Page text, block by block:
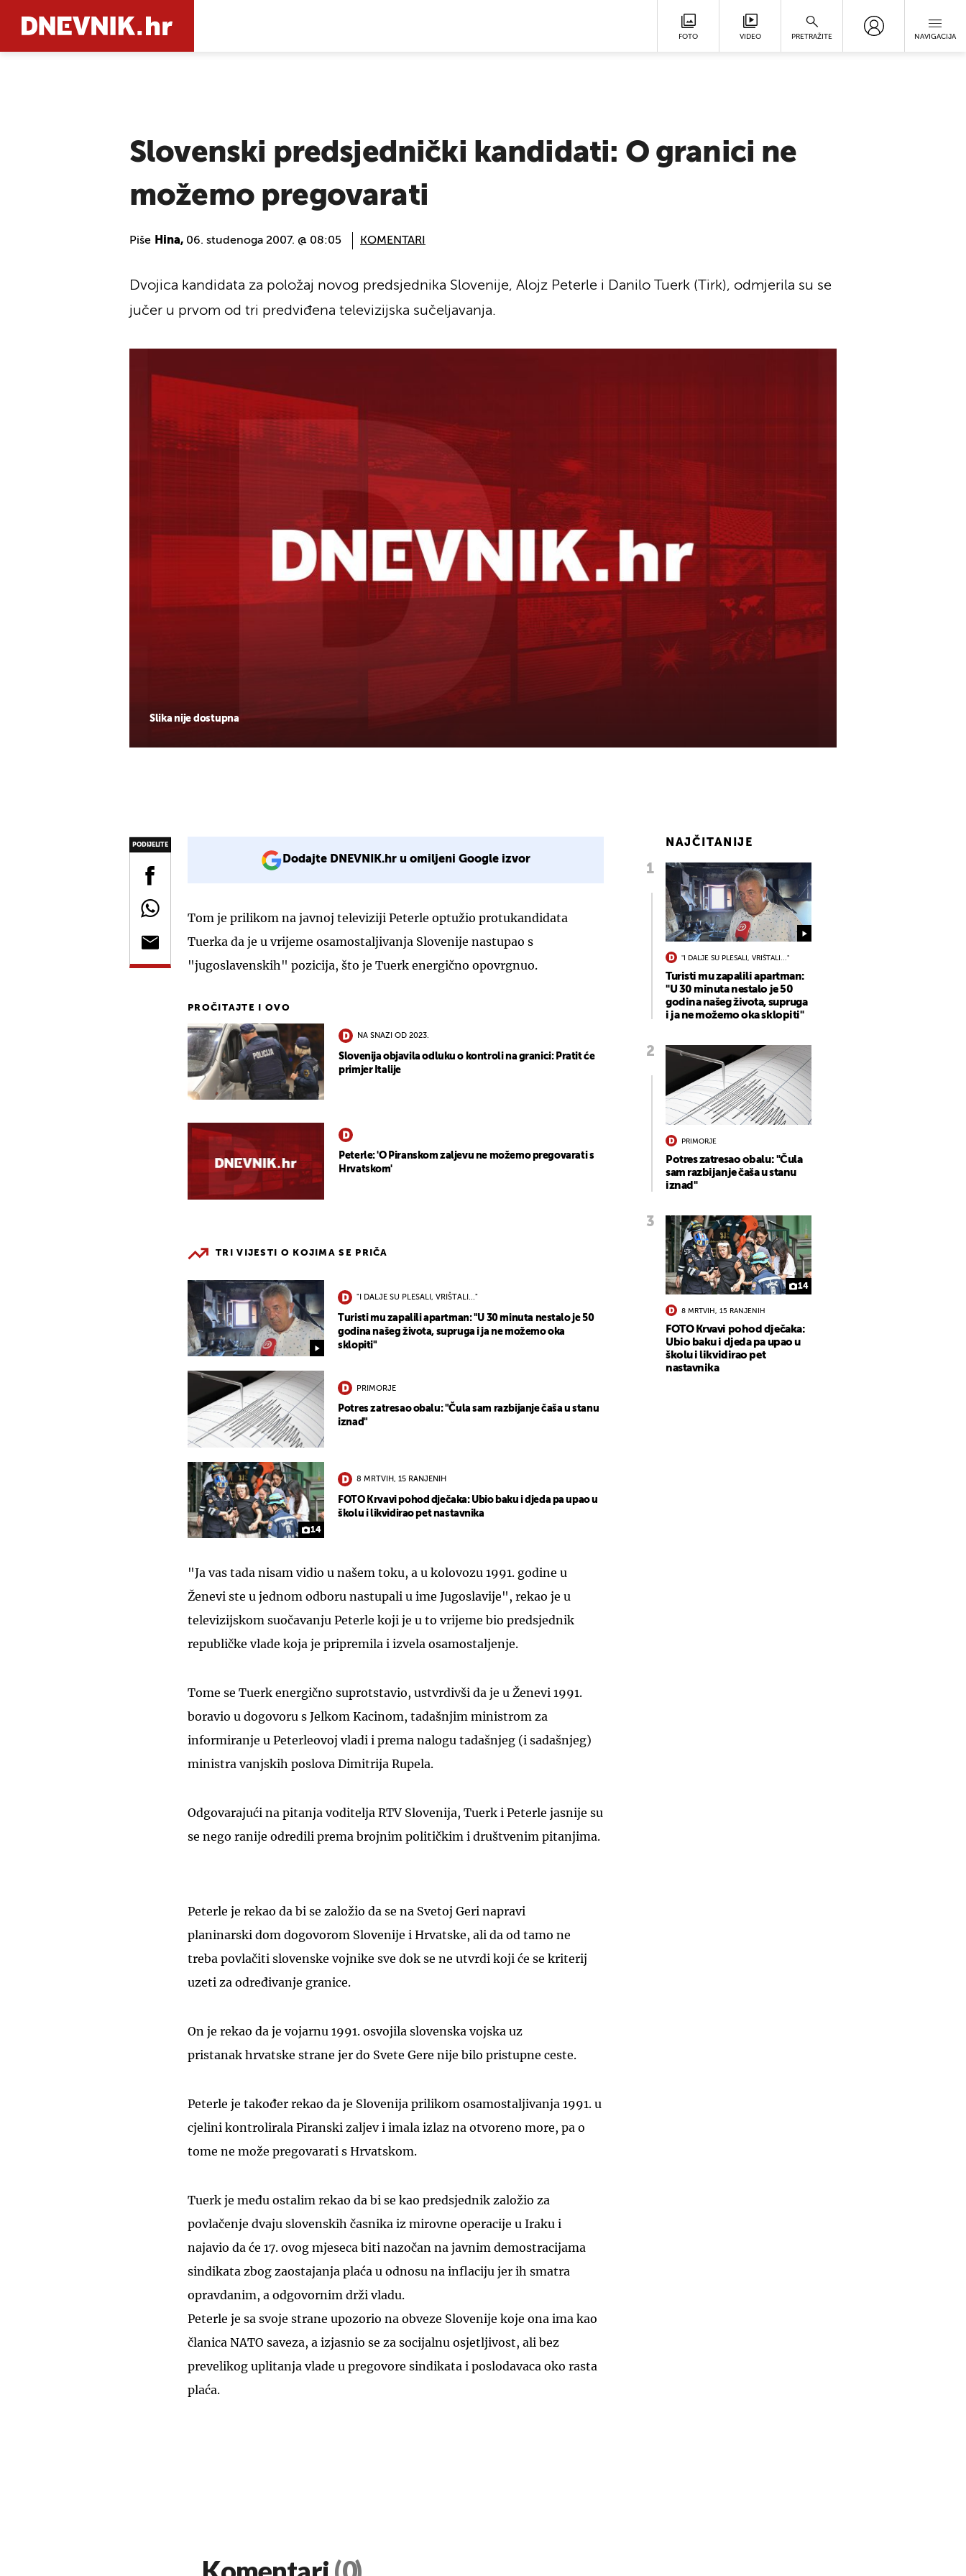
FOTO VIDEO PRETRAŽITE NAVIGACIJA
Slovenski predsjednički kandidati: O granici ne
možemo pregovarati
Piše Hina, 06. studenoga 2007. @ 08:05 KOMENTARI
Slika nije dostupna
Dvojica kandidata za položaj novog predsjednika Slovenije, Alojz Peterle i Danilo Tuerk (Tirk), odmjerila su se
jučer u prvom od tri predviđena televizijska sučeljavanja.
PODIJELITE
Dodajte DNEVNIK.hr u omiljeni Google izvor
Tom je prilikom na javnoj televiziji Peterle optužio protukandidata
Tuerka da je u vrijeme osamostaljivanja Slovenije nastupao s
"jugoslavenskih" pozicija, što je Tuerk energično opovrgnuo.
PROČITAJTE I OVO
NA SNAZI OD 2023.
Slovenija objavila odluku o kontroli na granici: Pratit će
primjer Italije
Peterle: 'O Piranskom zaljevu ne možemo pregovarati s
Hrvatskom'
TRI VIJESTI O KOJIMA SE PRIČA
"I DALJE SU PLESALI, VRIŠTALI..."
Turisti mu zapalili apartman: "U 30 minuta nestalo je 50
godina našeg života, supruga i ja ne možemo oka
sklopiti"
PRIMORJE
Potres zatresao obalu: "Čula sam razbijanje čaša u stanu
iznad"
14
8 MRTVIH, 15 RANJENIH
FOTO Krvavi pohod dječaka: Ubio baku i djeda pa upao u
školu i likvidirao pet nastavnika
"Ja vas tada nisam vidio u našem toku, a u kolovozu 1991. godine u
Ženevi ste u jednom odboru nastupali u ime Jugoslavije", rekao je u
televizijskom suočavanju Peterle koji je u to vrijeme bio predsjednik
republičke vlade koja je pripremila i izvela osamostaljenje.
Tome se Tuerk energično suprotstavio, ustvrdivši da je u Ženevi 1991.
boravio u dogovoru s Jelkom Kacinom, tadašnjim ministrom za
informiranje u Peterleovoj vladi i prema nalogu tadašnjeg (i sadašnjeg)
ministra vanjskih poslova Dimitrija Rupela.
Odgovarajući na pitanja voditelja RTV Slovenija, Tuerk i Peterle jasnije su
se nego ranije odredili prema brojnim političkim i društvenim pitanjima.
Peterle je rekao da bi se založio da se na Svetoj Geri napravi
planinarski dom dogovorom Slovenije i Hrvatske, ali da od tamo ne
treba povlačiti slovenske vojnike sve dok se ne utvrdi koji će se kriterij
uzeti za određivanje granice.
On je rekao da je vojarnu 1991. osvojila slovenska vojska uz
pristanak hrvatske strane jer do Svete Gere nije bilo pristupne ceste.
Peterle je također rekao da je Slovenija prilikom osamostaljivanja 1991. u
cjelini kontrolirala Piranski zaljev i imala izlaz na otvoreno more, pa o
tome ne može pregovarati s Hrvatskom.
Tuerk je među ostalim rekao da bi se kao predsjednik založio za
povlačenje dvaju slovenskih časnika iz mirovne operacije u Iraku i
najavio da će 17. ovog mjeseca biti nazočan na javnim demostracijama
sindikata zbog zaostajanja plaća u odnosu na inflaciju jer ih smatra
opravdanim, a odgovornim drži vladu.
Peterle je sa svoje strane upozorio na obveze Slovenije koje ona ima kao
članica NATO saveza, a izjasnio se za socijalnu osjetljivost, ali bez
prevelikog uplitanja vlade u pregovore sindikata i poslodavaca oko rasta
plaća.
NAJČITANIJE
"I DALJE SU PLESALI, VRIŠTALI..."
Turisti mu zapalili apartman:
"U 30 minuta nestalo je 50
godina našeg života, supruga
i ja ne možemo oka sklopiti"
PRIMORJE
Potres zatresao obalu: "Čula
sam razbijanje čaša u stanu
iznad"
14
8 MRTVIH, 15 RANJENIH
FOTO Krvavi pohod dječaka:
Ubio baku i djeda pa upao u
školu i likvidirao pet
nastavnika